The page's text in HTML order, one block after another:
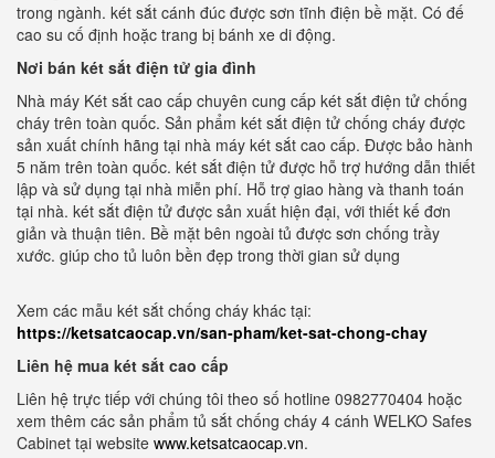
trong ngành. két sắt cánh đúc được sơn tĩnh điện bề mặt. Có đế
cao su cố định hoặc trang bị bánh xe di động.
Nơi bán két sắt điện tử gia đình
Nhà máy Két sắt cao cấp chuyên cung cấp két sắt điện tử chống
cháy trên toàn quốc. Sản phẩm két sắt điện tử chống cháy được
sản xuất chính hãng tại nhà máy két sắt cao cấp. Được bảo hành
5 năm trên toàn quốc. két sắt điện tử được hỗ trợ hướng dẫn thiết
lập và sử dụng tại nhà miễn phí. Hỗ trợ giao hàng và thanh toán
tại nhà. két sắt điện tử được sản xuất hiện đại, với thiết kế đơn
giản và thuận tiên. Bề mặt bên ngoài tủ được sơn chống trầy
xước. giúp cho tủ luôn bền đẹp trong thời gian sử dụng
Xem các mẫu két sắt chống cháy khác tại:
https://ketsatcaocap.vn/san-pham/ket-sat-chong-chay
Liên hệ mua két sắt cao cấp
Liên hệ trực tiếp với chúng tôi theo số hotline 0982770404 hoặc
xem thêm các sản phẩm tủ sắt chống cháy 4 cánh WELKO Safes
Cabinet tại website www.ketsatcaocap.vn.